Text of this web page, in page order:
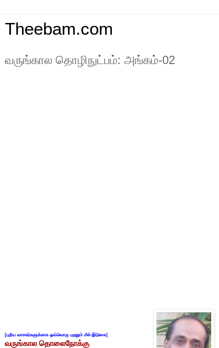
Theebam.com
வருங்கால தொழிநுட்பம்: அங்கம்-02
[புதிய வாசகர்களுக்காக ஒவ்வொரு புதனும் மீள்-இடுகை]
வருங்கால தொலைநோக்கு